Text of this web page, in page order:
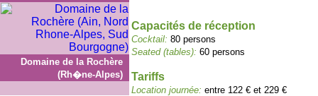
Domaine de la Rochère
(Rh�ne-Alpes)
Capacités de réception
Cocktail: 80 persons
Seated (tables): 60 persons
Tariffs
Location journée: entre 122 € et 229 €